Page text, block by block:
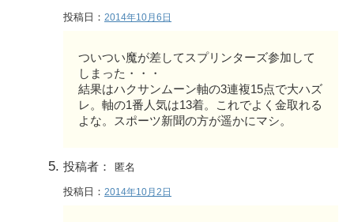
投稿日： 2014年10月6日
ついつい魔が差してスプリンターズ参加して
しまった・・・
結果はハクサンムーン軸の3連複15点で大ハズ
レ。軸の1番人気は13着。これでよく金取れる
よな。スポーツ新聞の方が遥かにマシ。
投稿者： 匿名
投稿日： 2014年10月2日